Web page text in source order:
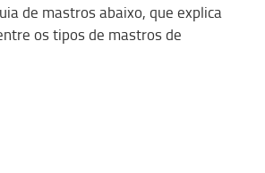
de mastros abaixo, que explica
os tipos de mastros de